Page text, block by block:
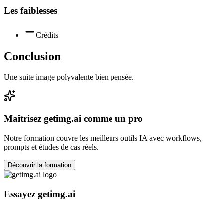
Les faiblesses
Crédits
Conclusion
Une suite image polyvalente bien pensée.
Maîtrisez getimg.ai comme un pro
Notre formation couvre les meilleurs outils IA avec workflows,
prompts et études de cas réels.
Découvrir la formation
Essayez getimg.ai